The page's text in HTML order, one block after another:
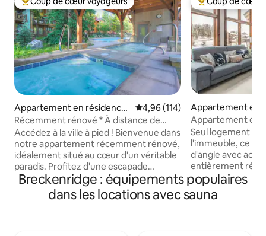
Coups de cœur voyageurs les plus appréciés
Appartement en résidence
⋅ Breckenridge
Évaluation moyenne sur la
4,96 (114)
Récemment rénové * À distance de
marche de la ville * Piscine et jacuzzis !
Accédez à la ville à pied ! Bienvenue dans
notre appartement récemment rénové,
idéalement situé au cœur d'un véritable
paradis. Profitez d'une escapade
hivernale exceptionnelle où le confort
moderne rencontre le charme de la
montagne. Notre havre de paix élégant
Coups de cœur
Appartement en
Breckenridge
Appartement en
pied des pistes,
de sport
Seul logement
l'immeuble, ce
d'angle avec
entièrement
quelques pas de
Snowflake.
voûtés, d'une
Breckenridge : équipements populaires
dans les locations avec sauna